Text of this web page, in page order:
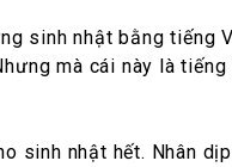
sinh nhật bằng
mà cái này là
sinh nhật hết. Nhân